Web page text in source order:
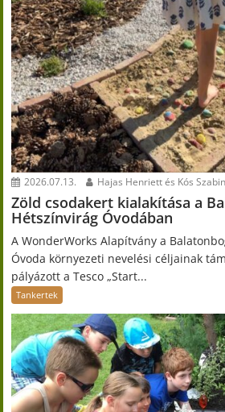
2026.07.13. Hajas Henriett és Kós
Zöld csodakert kialakítása a
Hétszínvirág Óvodában
A WonderWorks Alapítvány a
Óvoda környezeti nevelési céljainak
pályázott a Tesco „Start...
Tankertek